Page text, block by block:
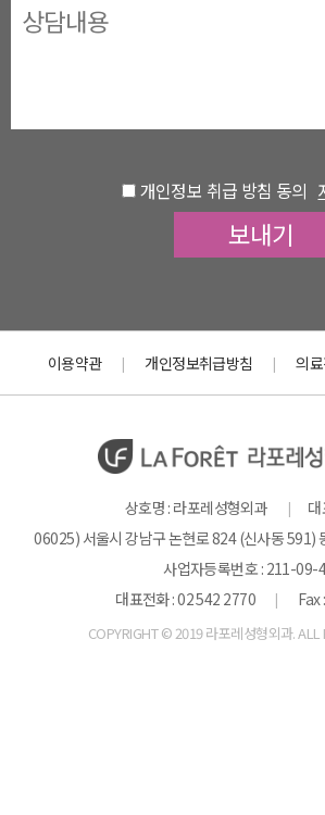
개인정보 취급 방침 동의
이용약관 | 개인정보취급방침 | 의
상호명 : 라포레성형외과 |
06025) 서울시 강남구 논현로 824 (신사동 591)
사업자등록번호 : 211-09-
대표전화 : 02 542 2770
| Fax
COPYRIGHT © 2019 라포레성형외과. ALL